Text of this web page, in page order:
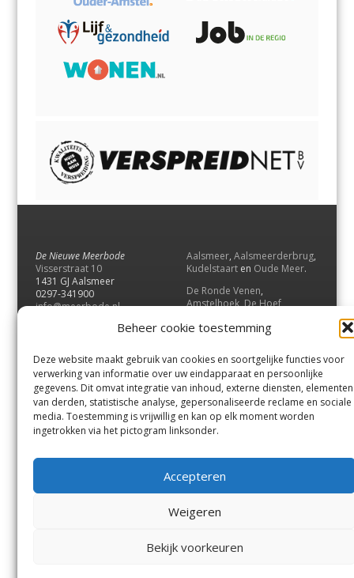
Beheer cookie toestemming
Deze website maakt gebruik van cookies en soortgelijke functies voor
verwerking van informatie over uw eindapparaat en persoonlijke
gegevens. Dit omvat integratie van inhoud, externe diensten, elementen
van derden, statistische analyse, gepersonaliseerde reclame en sociale
media. Toestemming is vrijwillig en kan op elk moment worden
ingetrokken via het pictogram linksonder.
Accepteren
Weigeren
Bekijk voorkeuren
De Nieuwe Meerbode
Visserstraat 10
1431 GJ Aalsmeer
0297-341900
info@meerbode.nl
Aalsmeer, Aalsmeerderbrug,
Kudelstaart en Oude Meer.
De Ronde Venen,
Amstelhoek,De Hoef,
Vrouwenakker,Waverveen
UithoornenDe Kwakel.
Contact
Andere uitgaven
Bezorgklacht
Vacatures
Voorwaarden
Privacyverklaring
De Ronde Venen